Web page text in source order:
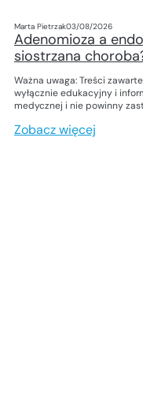
Marta Pietrzak03/08/2026
Adenomioza a
siostrzana
Ważna uwaga: Treści
wyłącznie edukacyjny i
medycznej i nie powinny
Zobacz więcej